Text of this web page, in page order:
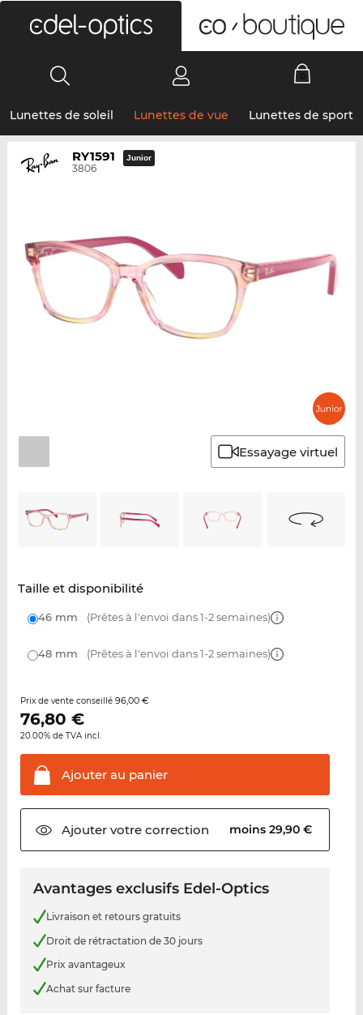
Lunettes de soleil Lunettes de vue Lunettes de sport
RY1591
3806
Junior
Essayage virtuel
Taille et disponibilité
46 mm (Prêtes à l'envoi dans 1-2 semaines)
48 mm (Prêtes à l'envoi dans 1-2 semaines)
Prix de vente conseillé 96,00 €
76,80 €
20.00% de TVA incl.
Ajouter au panier
Ajouter votrecorrection moins 29,90 €
Avantages exclusifs Edel-Optics
Livraison et retours gratuits
Droit de rétractation de 30 jours
Prix avantageux
Achat sur facture